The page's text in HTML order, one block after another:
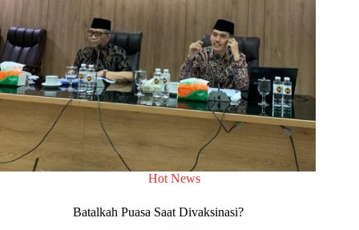
Hot News
Batalkah Puasa Saat Divaksinasi?